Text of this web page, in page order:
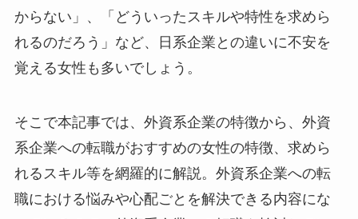
からない」、「どういったスキルや特性を求めら
れるのだろう」など、日系企業との違いに不安を
覚える女性も多いでしょう。
そこで本記事では、外資系企業の特徴から、外資
系企業への転職がおすすめの女性の特徴、求めら
れるスキル等を網羅的に解説。外資系企業への転
職における悩みや心配ごとを解決できる内容にな